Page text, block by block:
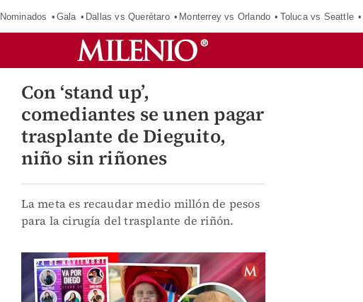
Nominados Gala Dallas vs Querétaro Monterrey vs Orlando Toluca vs Seattle
Con ‘stand up’,
comediantes se unen pagar
trasplante de Dieguito,
niño sin riñones
La meta es recaudar medio millón de pesos
para la cirugía del trasplante de riñón.